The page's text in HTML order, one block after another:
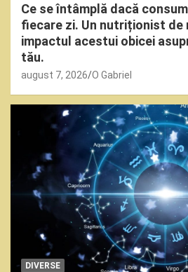
Ce se întâmplă dacă
fiecare zi. Un nutriționist de
impactul acestui obicei
tău.
august 7, 2026 O Gabriel
DIVERSE